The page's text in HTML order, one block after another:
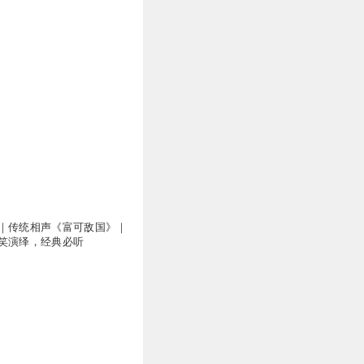
传统相声《富可敌国》｜
演绎，经典必听